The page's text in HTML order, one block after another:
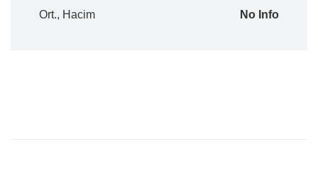
Ort., Hacim No Info